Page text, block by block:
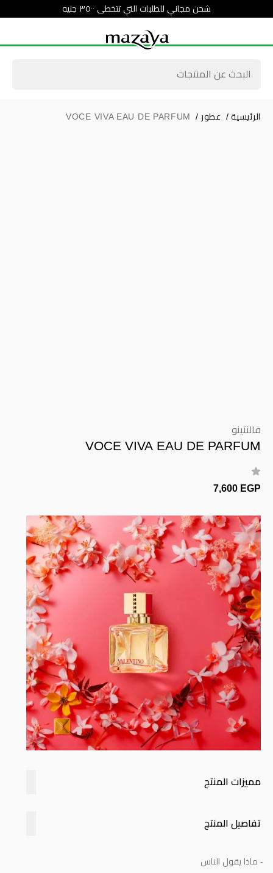
شحن مجاني للطلبات التي تتخطى ٣٥٠٠ جنيه
الرئيسية / عطور /
VOCE VIVA EAU DE PARFUM
فالنتينو
VOCE VIVA EAU DE PARFUM
7,600 EGP
مميزات المنتج
تفاصيل المنتج
- ماذا يقول الناس